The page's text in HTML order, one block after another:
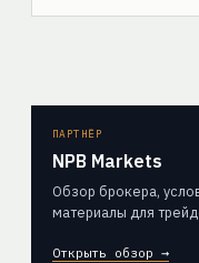
ПАРТНЁР
NPB Markets
Обзор брокера,
материалы для
Открыть обзор →